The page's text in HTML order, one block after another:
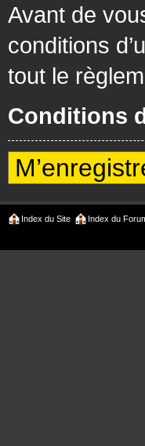
Avant de
conditions
tout le
Conditions
Index du Site Index du